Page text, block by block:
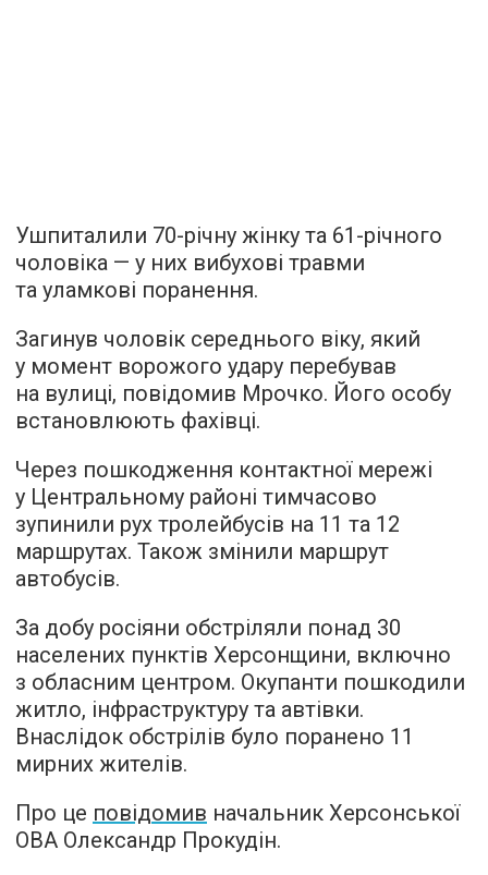
Ушпиталили 70-річну жінку та 61-річного
чоловіка — у них вибухові травми
та уламкові поранення.
Загинув чоловік середнього віку, який
у момент ворожого удару перебував
на вулиці, повідомив Мрочко. Його особу
встановлюють фахівці.
Через пошкодження контактної мережі
у Центральному районі тимчасово
зупинили рух тролейбусів на 11 та 12
маршрутах. Також змінили маршрут
автобусів.
За добу росіяни обстріляли понад 30
населених пунктів Херсонщини, включно
з обласним центром. Окупанти пошкодили
житло, інфраструктуру та автівки.
Внаслідок обстрілів було поранено 11
мирних жителів.
Про це повідомив начальник Херсонської
ОВА Олександр Прокудін.